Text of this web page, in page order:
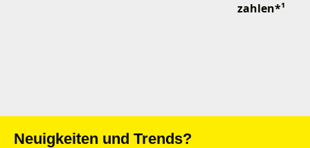
zahlen*¹
Neuigkeiten und Trends?